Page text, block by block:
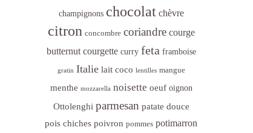
champignons chocolat chèvre
citron concombre coriandre courge
butternut courgette curry feta framboise
gratin Italie lait coco lentilles mangue
menthe mozzarella noisette oeuf oignon
Ottolenghi parmesan patate douce
pois chiches poivron pommes potimarron